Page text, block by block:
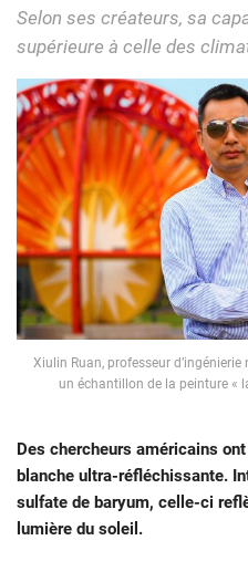
Selon ses créateurs, sa
supérieure à celle des
Xiulin Ruan, professeur
un échantillon de la peinture «
Des chercheurs américains
blanche ultra-réfléchissante.
sulfate de baryum, celle-ci
lumière du soleil.